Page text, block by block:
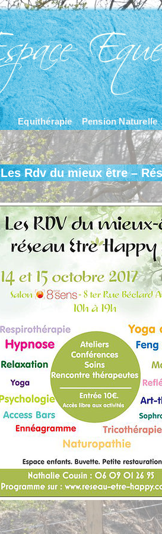
Equithérapie Pension Naturelle
Les Rdv du mieux être –